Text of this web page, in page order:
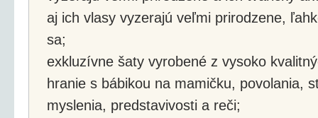
aj ich vlasy vyzerajú veľmi prirodzene,
sa;
exkluzívne šaty vyrobené z vysoko
hranie s bábikou na mamičku, povolania,
myslenia, predstavivosti a reči;